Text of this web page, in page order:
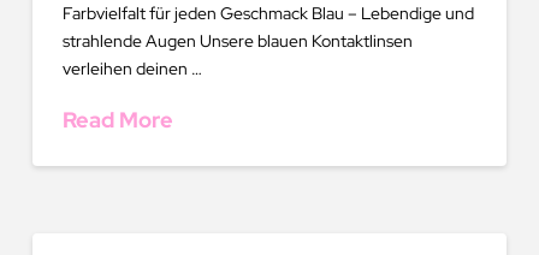
Farbvielfalt für jeden Geschmack Blau – Lebendige und
strahlende Augen Unsere blauen Kontaktlinsen
verleihen deinen …
Read More